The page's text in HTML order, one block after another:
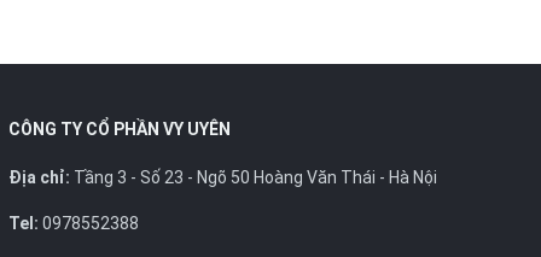
CÔNG TY CỔ PHẦN VY UYÊN
Địa chỉ: Tầng 3 - Số 23 - Ngõ 50 Hoàng Văn Thái - Hà Nội
Tel: 0978552388